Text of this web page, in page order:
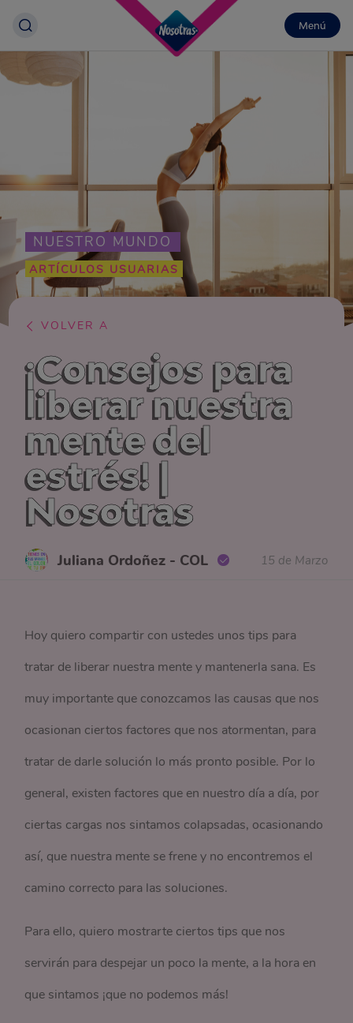
Menú
NUESTRO MUNDO
ARTÍCULOS USUARIAS
VOLVER A
¡Consejos para
liberar nuestra
mente del
estrés! |
Nosotras
Juliana Ordoñez - COL 15 de Marzo
Hoy quiero compartir con ustedes unos tips para
tratar de liberar nuestra mente y mantenerla sana. Es
muy importante que conozcamos las causas que nos
ocasionan ciertos factores que nos atormentan, para
tratar de darle solución lo más pronto posible. Por lo
general, existen factores que en nuestro día a día, por
ciertas cargas nos sintamos colapsadas, ocasionando
así, que nuestra mente se frene y no encontremos el
camino correcto para las soluciones.
Para ello, quiero mostrarte ciertos tips que nos
servirán para despejar un poco la mente, a la hora en
que sintamos ¡que no podemos más!